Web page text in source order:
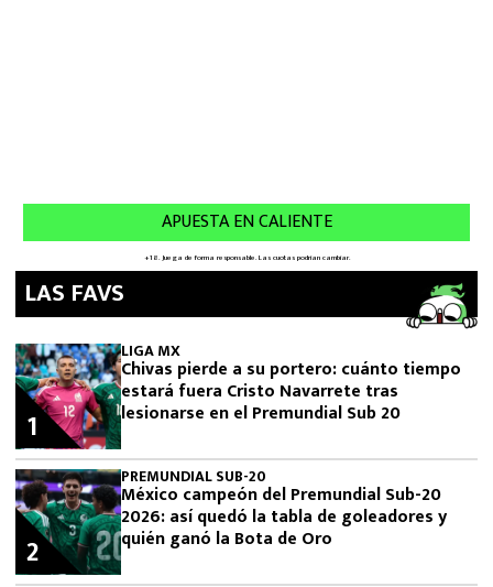
LAS FAVS
LIGA MX
Chivas pierde a su portero: cuánto tiempo
estará fuera Cristo Navarrete tras
lesionarse en el Premundial Sub 20
1
PREMUNDIAL SUB-20
México campeón del Premundial Sub-20
2026: así quedó la tabla de goleadores y
quién ganó la Bota de Oro
2